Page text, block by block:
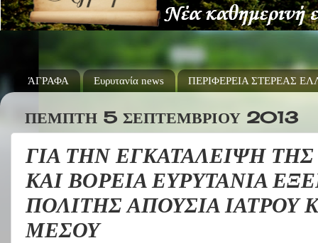
ΆΓΡΑΦΑ Ευρυτανία news ΠΕΡΙΦΕΡΕΙΑ ΣΤΕΡΕΑΣ
ΠΈΜΠΤΗ 5 ΣΕΠΤΕΜΒΡΊΟΥ 2013
ΓΙΑ ΤΗΝ ΕΓΚΑΤΑΛΕΙΨΗ ΤΗΣ
ΚΑΙ ΒΟΡΕΙΑ ΕΥΡΥΤΑΝΙΑ
ΠΟΛΙΤΗΣ ΑΠΟΥΣΙΑ ΙΑΤΡΟΥ
ΜΕΣΟΥ